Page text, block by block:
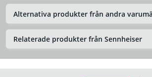
Alternativa produkter från andra
Relaterade produkter från Sennheiser